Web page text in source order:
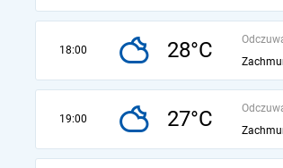
18:00 28°C
19:00 27°C